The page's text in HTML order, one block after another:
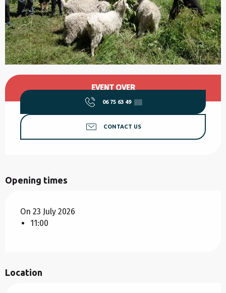
Opening hours & contact details
EVENT OVER
06 75 63 49 ▒▒
CONTACT US
Opening times
On 23 July 2026
11:00
Location